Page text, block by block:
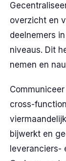
overzicht en
deelnemers
niveaus. Dit
nemen en
cross-
bijwerkt en
leveranciers-